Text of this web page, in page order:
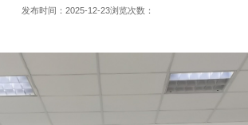
发布时间：2025-12-23浏览次数：